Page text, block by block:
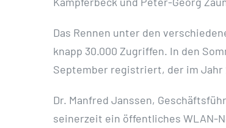
Das Rennen unter den
knapp 30.000 Zugriffen. In den
September registriert, der im Jahr
Dr. Manfred Janssen,
seinerzeit ein öffentliches WLAN-